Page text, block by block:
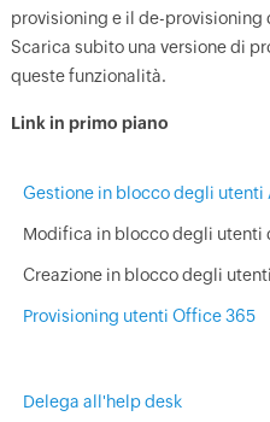
provisioning e il de-provisioning
Scarica subito una versione di
queste funzionalità.
Link in primo piano
Gestione in blocco degli utenti
Modifica in blocco degli utenti
Creazione in blocco degli
Provisioning utenti Office 365
Delega all'help desk